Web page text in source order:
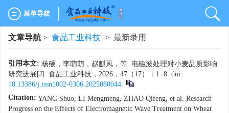
菜单导航
文章导航 > 食品工业科技 > 最新录用
引用本文: 杨硕，李萌萌，赵麒凤，等. 电磁波处理对小麦品质影响
研究进展[J]. 食品工业科技，2026，47（17）：1−8. doi:
10.13386/j.issn1002-0306.2025080044.
Citation: YANG Shuo, LI Mengmeng, ZHAO Qifeng, et al. Research
Progress on the Effects of Electromagnetic Wave Treatment on Wheat